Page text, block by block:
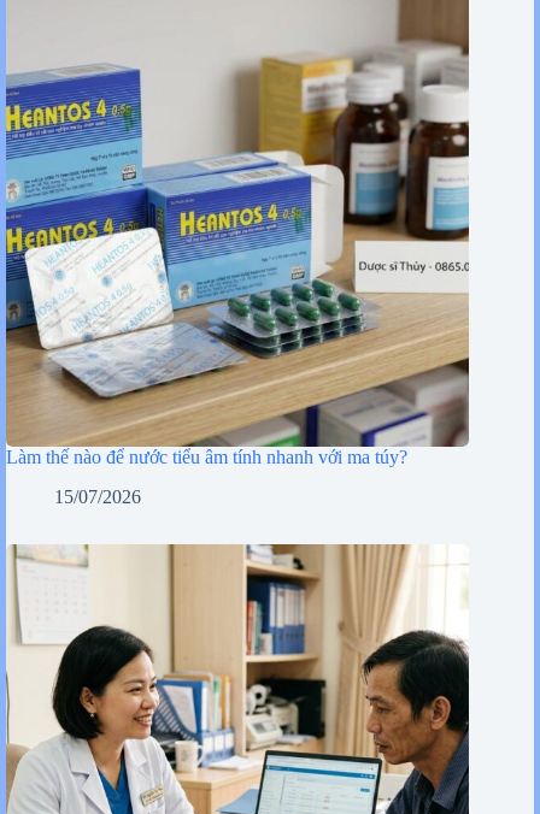
Làm thế nào để nước tiểu âm tính nhanh với ma túy?
15/07/2026